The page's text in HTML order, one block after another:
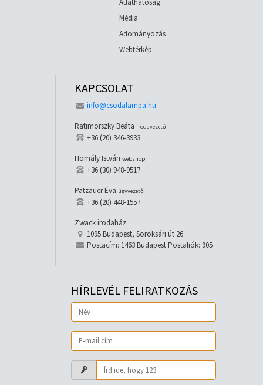
Média
Adományozás
Webtérkép
KAPCSOLAT
info@csodalampa.hu
Ratimorszky Beáta irodavezető
+36 (20) 346-3933
Homály István webshop
+36 (30) 948-9517
Patzauer Éva ügyvezető
+36 (20) 448-1557
Zwack irodaház
1095 Budapest, Soroksári út 26
Postacím: 1463 Budapest Postafiók: 905
HÍRLEVÉL FELIRATKOZÁS